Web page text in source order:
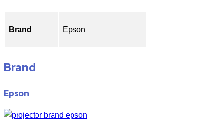
Brand Epson
Brand
Epson